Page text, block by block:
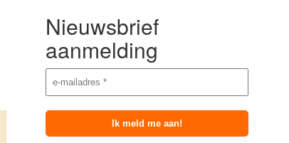
Nieuwsbrief
aanmelding